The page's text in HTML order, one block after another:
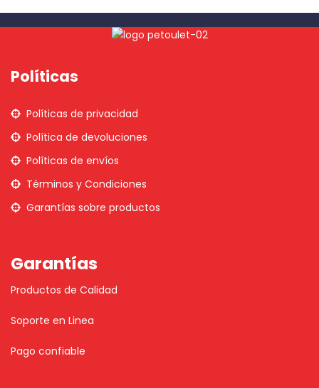
Políticas
Políticas de privacidad
Política de devoluciones
Políticas de envíos
Términos y Condiciones
Garantías sobre productos
Garantías
Productos de Calidad
Soporte en Linea
Pago confiable